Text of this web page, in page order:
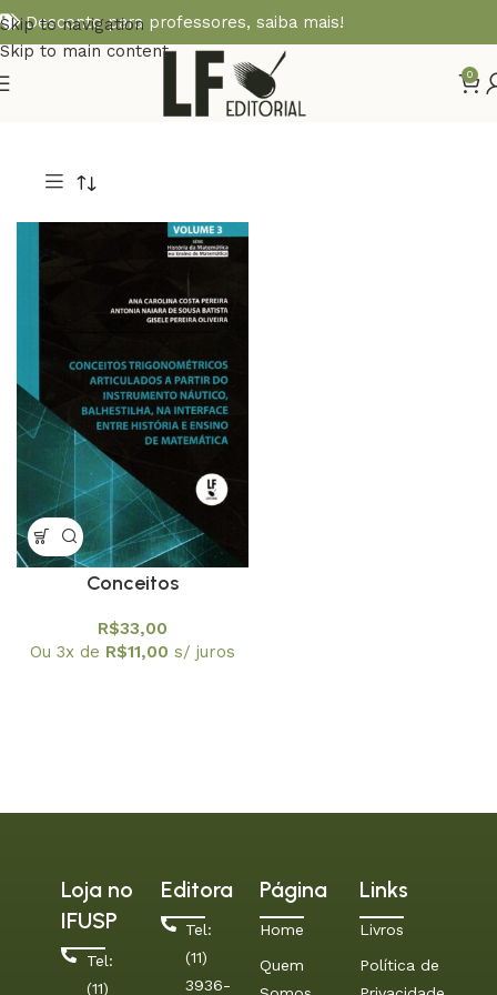
Skip to navigation
Skip to main content
Desconto para professores, saiba mais!
0
Conceitos
articulados a partir do
R$33,00
Ou 3x de R$11,00 s/ juros
Loja no
IFUSP
Tel:
(11)
Editora
Tel:
(11)
3936-
Página
Home
Quem
Links
Livros
Política de